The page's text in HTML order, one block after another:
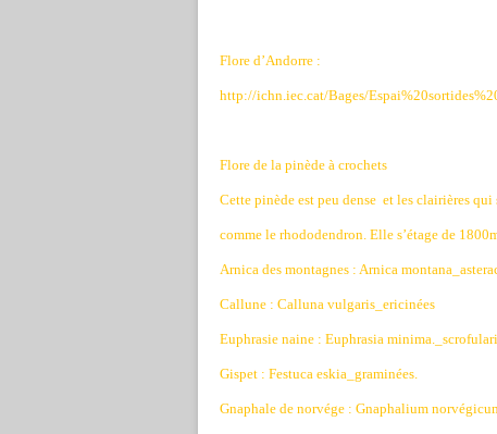
Flore d’Andorre :
http://ichn.iec.cat/Bages/
Flore de la pinède à crochets
Cette pinède est peu dense et les clairières qui
comme le rhododendron. Elle s’étage de
Arnica des montagnes : Arnica
Callune : Calluna vulgaris_ericinées
Euphrasie naine : Euphrasia
Gispet : Festuca eskia_graminées.
Gnaphale de norvége : Gnaphalium